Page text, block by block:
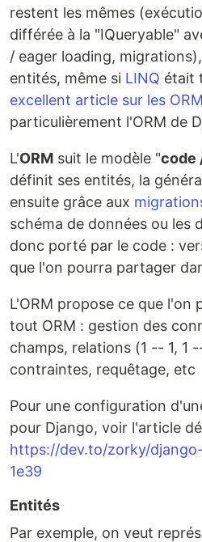
restent les mêmes
différée à la "IQueryable"
/ eager loading,
entités, même si LINQ était
excellent article sur les ORM
particulièrement l'ORM de
L'ORM suit le modèle "code
définit ses entités, la
ensuite grâce aux
schéma de données ou les
donc porté par le code :
que l'on pourra partager
L'ORM propose ce que l'on
tout ORM : gestion des
champs, relations (1 -- 1, 1
contraintes, requêtage, etc
Pour une configuration
pour Django, voir l'article
https://dev.to/zorky/
1e39
Entités
Par exemple, on veut